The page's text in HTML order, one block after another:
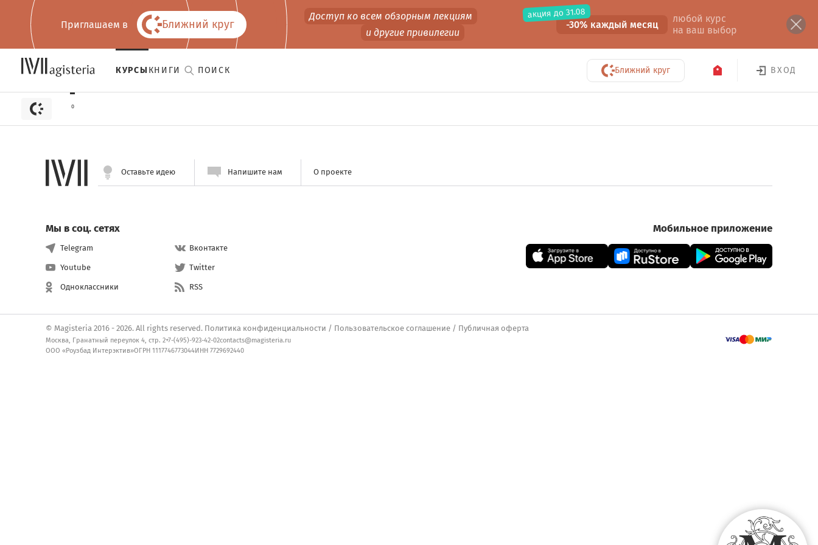
Приглашаем в Ближний круг
Доступ ко всем обзорным лекциям
и другие привилегии
акция до 31.08
-30% каждый месяц
любой курс
на ваш выбор
КУРСЫ КНИГИ ПОИСК Ближний круг ВХОД
0
Оставьте идею Напишите нам О проекте
Мы в соц. сетях
Telegram Вконтакте
Youtube Twitter
Одноклассники RSS
Мобильное приложение
© Magisteria 2016 - 2026. All rights reserved. Политика конфиденциальности / Пользовательское соглашение / Публичная оферта
Москва, Гранатный переулок 4, стр. 2+7-(495)-923-42-02contacts@magisteria.ru
ООО «Роузбад Интерэктив»ОГРН 1117746773044ИНН 7729692440